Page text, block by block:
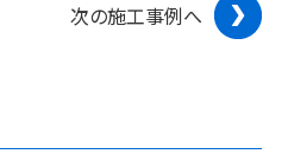
次の施工事例へ